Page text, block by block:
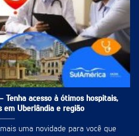
acesso à ótimos hospitais,
em Uberlândia e região
uma novidade para você que